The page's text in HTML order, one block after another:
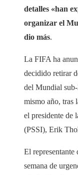
detalles «han
organizar el
dio más.
La FIFA ha
decidido retirar
del Mundial
mismo año, tras
el presidente de
(PSSI), Erik
El representante
semana de